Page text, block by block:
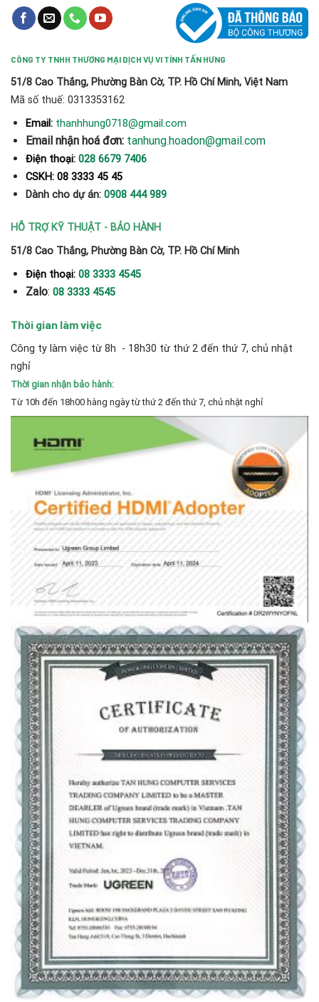
CÔNG TY TNHH THƯƠNG MẠI DỊCH VỤ VI TÍNH TẤN HƯNG
51/8 Cao Thắng, Phường Bàn Cờ, TP. Hồ Chí Minh, Việt Nam
Mã số thuế: 0313353162
Email: thanhhung0718@gmail.com
Email nhận hoá đơn: tanhung.hoadon@gmail.com
Điện thoại: 028 6679 7406
CSKH: 08 3333 45 45
Dành cho dự án: 0908 444 989
HỖ TRỢ KỸ THUẬT - BẢO HÀNH
51/8 Cao Thắng, Phường Bàn Cờ, TP. Hồ Chí Minh
Điện thoại: 08 3333 4545
Zalo: 08 3333 4545
Thời gian làm việc
Công ty làm việc từ 8h - 18h30 từ thứ 2 đến thứ 7, chủ nhật
nghỉ
Thời gian nhận bảo hành:
Từ 10h đến 18h00 hàng ngày từ thứ 2 đến thứ 7, chủ nhật nghỉ